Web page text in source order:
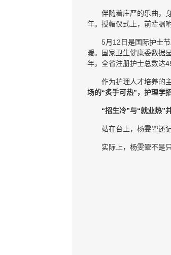
伴随着庄严的乐曲，
年。授帽仪式上，前辈嘱
5月12日是国际护士
暖。国家卫生健康委数据
年，全省注册护士总数达
作为护理人才培养的
场的“炙手可热”，护理学
“招生冷”与“就业热”
站在台上，杨雯翚还
实际上，杨雯翚不是